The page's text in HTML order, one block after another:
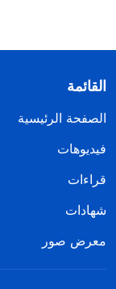
القائمة
الصفحة الرئيسية
فيديوهات
قراءات
شهادات
معرض صور